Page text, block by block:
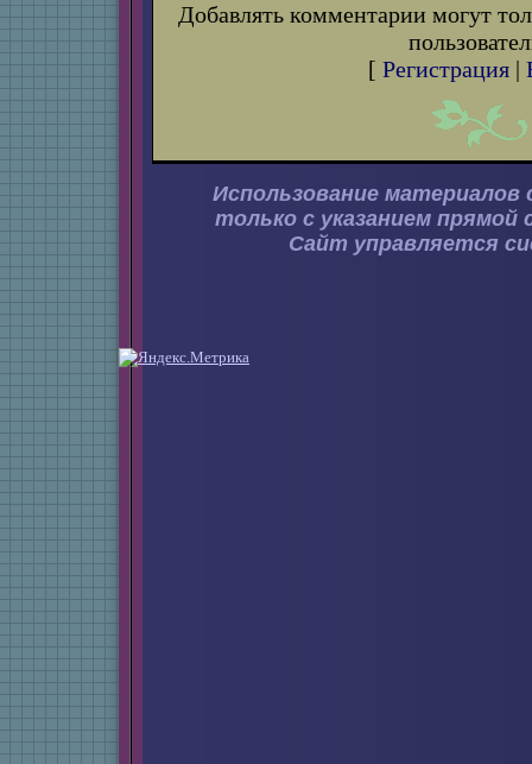
Добавлять комментарии могут
[ Регистрация |
Использование материалов
только с указанием прямой
Сайт управляется